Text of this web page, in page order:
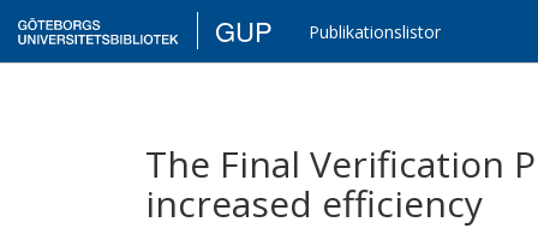
GUP Publikationslistor
The Final Verification
increased efficiency